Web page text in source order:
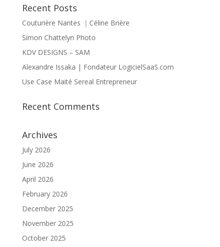
Recent Posts
Couturière Nantes ｜Céline Brière
Simon Chattelyn Photo
KDV DESIGNS – SAM
Alexandre Issaka | Fondateur LogicielSaaS.com
Use Case Maité Sereal Entrepreneur
Recent Comments
Archives
July 2026
June 2026
April 2026
February 2026
December 2025
November 2025
October 2025